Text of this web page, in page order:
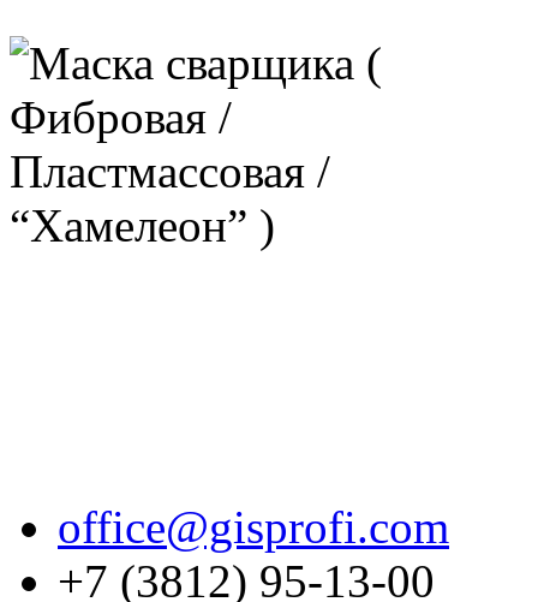
office@gisprofi.com
+7 (3812) 95-13-00